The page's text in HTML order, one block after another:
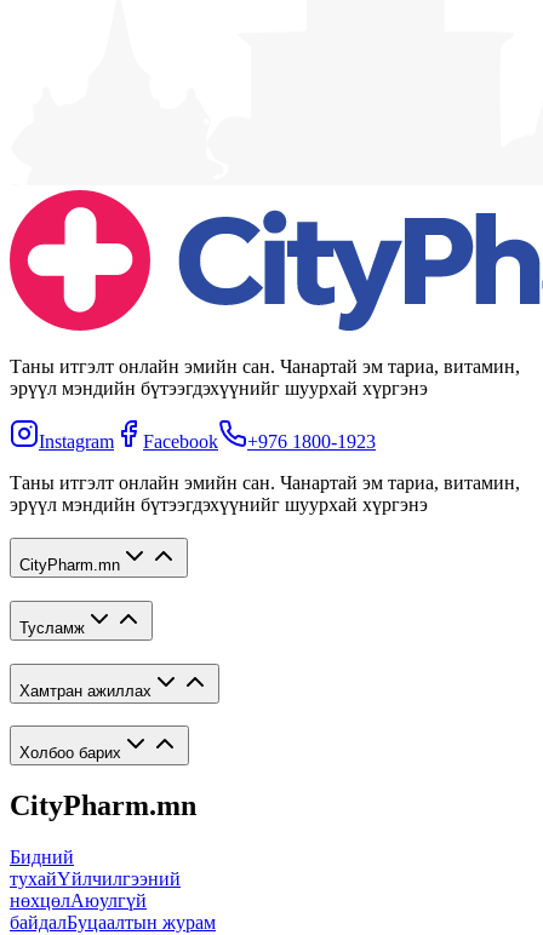
Таны итгэлт онлайн эмийн сан. Чанартай эм тариа, витамин,
эрүүл мэндийн бүтээгдэхүүнийг шуурхай хүргэнэ
Instagram Facebook
+976 1800-1923
Таны итгэлт онлайн эмийн сан. Чанартай эм тариа, витамин,
эрүүл мэндийн бүтээгдэхүүнийг шуурхай хүргэнэ
CityPharm.mn
Тусламж
Хамтран ажиллах
Холбоо барих
CityPharm.mn
Бидний
тухайҮйлчилгээний
нөхцөлАюулгүй
байдалБуцаалтын журам